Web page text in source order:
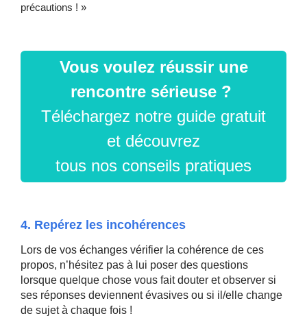
précautions ! »
Vous voulez réussir une
rencontre sérieuse ?
Téléchargez notre guide gratuit
et découvrez
tous nos conseils pratiques
4. Repérez les incohérences
Lors de vos échanges vérifier la cohérence de ces
propos, n’hésitez pas à lui poser des questions
lorsque quelque chose vous fait douter et observer si
ses réponses deviennent évasives ou si il/elle change
de sujet à chaque fois !